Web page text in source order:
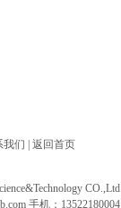
我们 返回首页
CO.,Ltd
手机：13522180004